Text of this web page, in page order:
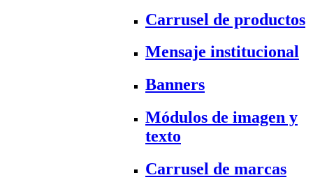
Carrusel de productos
Mensaje institucional
Banners
Módulos de imagen y
texto
Carrusel de marcas